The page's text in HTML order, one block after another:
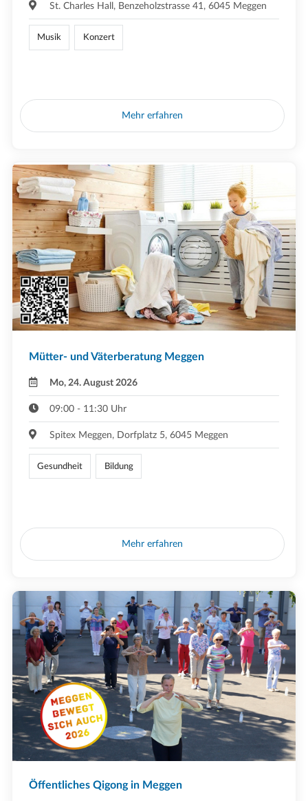
St. Charles Hall, Benzeholzstrasse 41, 6045 Meggen
Musik Konzert
Mehr erfahren
Mütter- und Väterberatung Meggen
Mo, 24. August 2026
09:00 - 11:30 Uhr
Spitex Meggen, Dorfplatz 5, 6045 Meggen
Gesundheit Bildung
Mehr erfahren
Öffentliches Qigong in Meggen